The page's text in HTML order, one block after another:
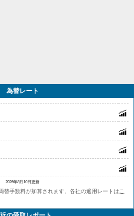
為替レート
2026年8月10日更新
替手数料が加算されます。各社の適用レートは こ